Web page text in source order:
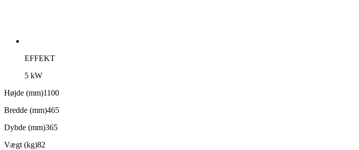
EFFEKT
5 kW
Højde (mm)1100
Bredde (mm)465
Dybde (mm)365
Vægt (kg)82